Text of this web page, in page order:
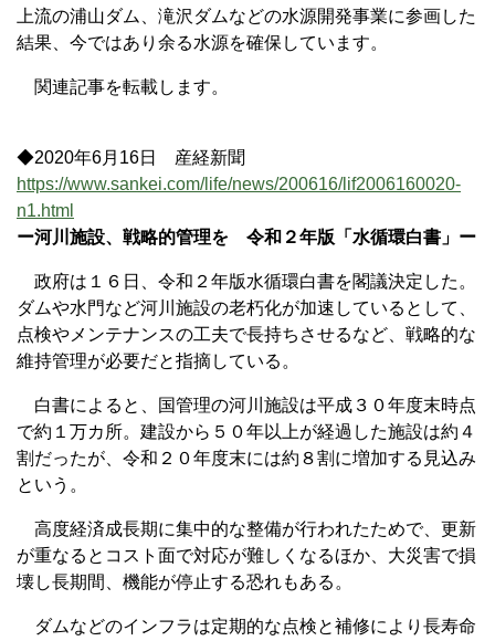
上流の浦山ダム、滝沢ダムなどの水源開発事業に参画した
結果、今ではあり余る水源を確保しています。
関連記事を転載します。
◆2020年6月16日 産経新聞
https://www.sankei.com/life/news/200616/lif2006160020-
n1.html
ー河川施設、戦略的管理を 令和２年版「水循環白書」ー
政府は１６日、令和２年版水循環白書を閣議決定した。
ダムや水門など河川施設の老朽化が加速しているとして、
点検やメンテナンスの工夫で長持ちさせるなど、戦略的な
維持管理が必要だと指摘している。
白書によると、国管理の河川施設は平成３０年度末時点
で約１万カ所。建設から５０年以上が経過した施設は約４
割だったが、令和２０年度末には約８割に増加する見込み
という。
高度経済成長期に集中的な整備が行われたためで、更新
が重なるとコスト面で対応が難しくなるほか、大災害で損
壊し長期間、機能が停止する恐れもある。
ダムなどのインフラは定期的な点検と補修により長寿命